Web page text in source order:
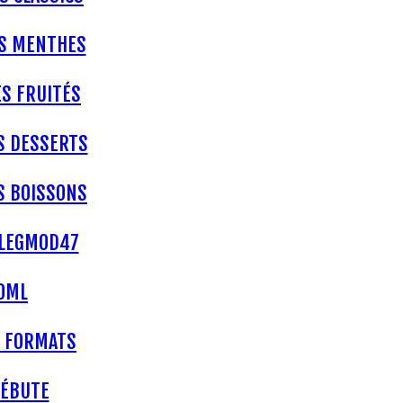
MENTHES
FRUITÉS
DESSERTS
BOISSONS